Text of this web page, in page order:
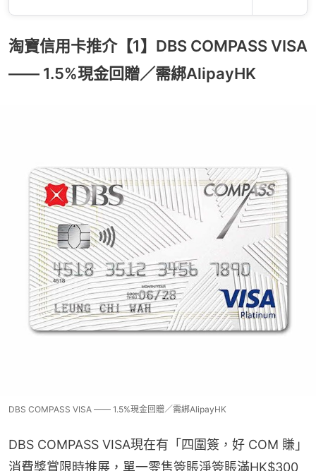
淘寶信用卡推介【1】DBS COMPASS VISA
—— 1.5%現金回贈／需綁AlipayHK
DBS COMPASS VISA —— 1.5%現金回贈／需綁AlipayHK
DBS COMPASS VISA現在有「四圍簽，好 COM 賺」
消費獎賞限時推展，單一零售簽賬淨簽賬滿HK$300